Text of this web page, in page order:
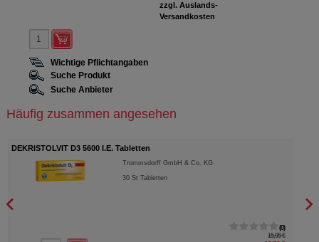
zzgl. Auslands-
Versandkosten
Wichtige Pflichtangaben
Suche Produkt
Suche Anbieter
Häufig zusammen angesehen
DEKRISTOLVIT D3 5600 I.E. Tabletten
Trommsdorff GmbH & Co. KG
30St Tabletten
0
15,95 €